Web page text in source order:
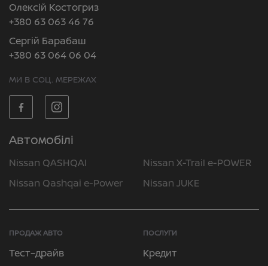
Олексій Костогриз
+380 63 063 46 76
Сергій Барабаш
+380 63 064 06 04
МИ В СОЦ. МЕРЕЖАХ
Автомобілі
Nissan QASHQAI
Nissan X-Trail e-POWER
Nissan Qashqai e-Power
Nissan JUKE
ПРОДАЖ АВТО
Тест–драйв
ПОСЛУГИ
Кредит